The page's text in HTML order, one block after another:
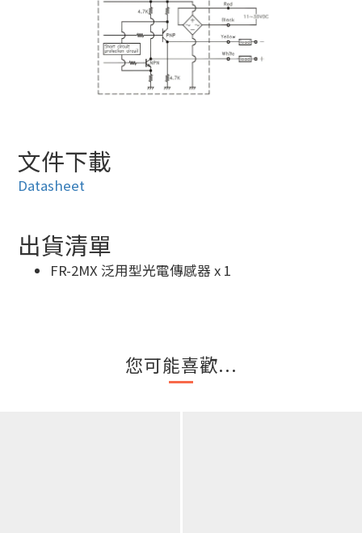
文件下載
Datasheet
出貨清單
FR-2MX 泛用型光電傳感器 x 1
您可能喜歡...